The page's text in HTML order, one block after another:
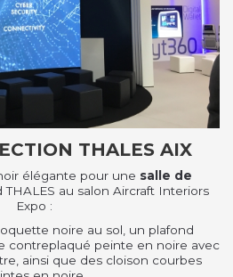
THALES AIX
élégante pour une salle de
THALES au salon Aircraft Interiors
Expo :
noire au sol, un plafond
contreplaqué peinte en noire avec
ainsi que des cloison courbes